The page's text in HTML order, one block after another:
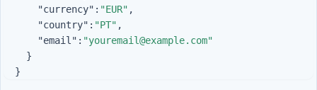
"currency" : "EUR" ,
"country" : "PT" ,
"email" : "youremail@example.com"
}
}